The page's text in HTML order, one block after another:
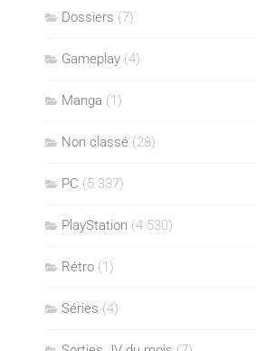
Dossiers (7)
Gameplay (4)
Manga (1)
Non classé (28)
PC (5 337)
PlayStation (4 530)
Rétro (1)
Séries (4)